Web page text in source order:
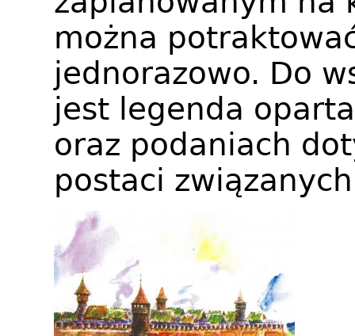
można
jednorazowo. Do
jest legenda
oraz podaniach
postaci